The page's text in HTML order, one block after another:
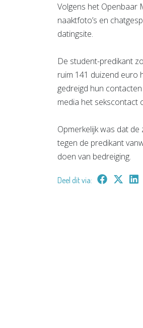
Volgens het Openbaar
naaktfoto’s en
datingsite.
De student-predikant
ruim 141 duizend euro
gedreigd hun
media het sekscontact
Opmerkelijk was dat
tegen de predikant
doen van bedreiging.
Deel dit via: